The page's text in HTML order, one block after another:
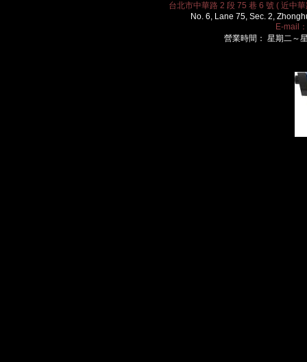
台北市中華路 2 段 75 巷 6 號 ( 近中
No. 6, Lane 75, Sec. 2,
E-mail：
營業時間： 星期二～